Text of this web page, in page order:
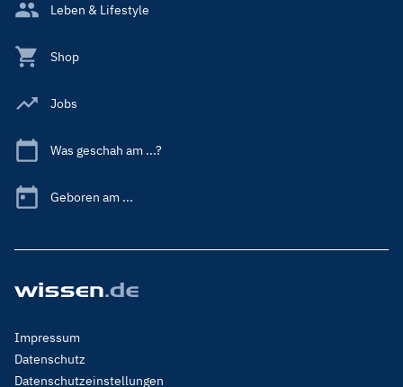
Leben & Lifestyle
Shop
Jobs
Was geschah am ...?
Geboren am ...
Footer
Menu
Legal
Impressum
Datenschutz
Datenschutzeinstellungen